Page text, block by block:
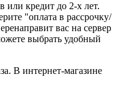
или кредит до 2-х лет.
"оплата в рассрочку/
вас на сервер
выбрать удобный
В интернет-магазине